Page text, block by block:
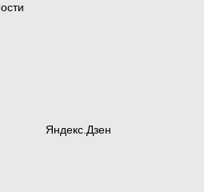
Яндекс.Дзен